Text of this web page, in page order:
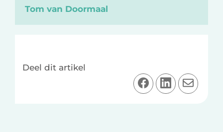
Tom van Doormaal
Deel dit artikel
D
e
D
e
D
e